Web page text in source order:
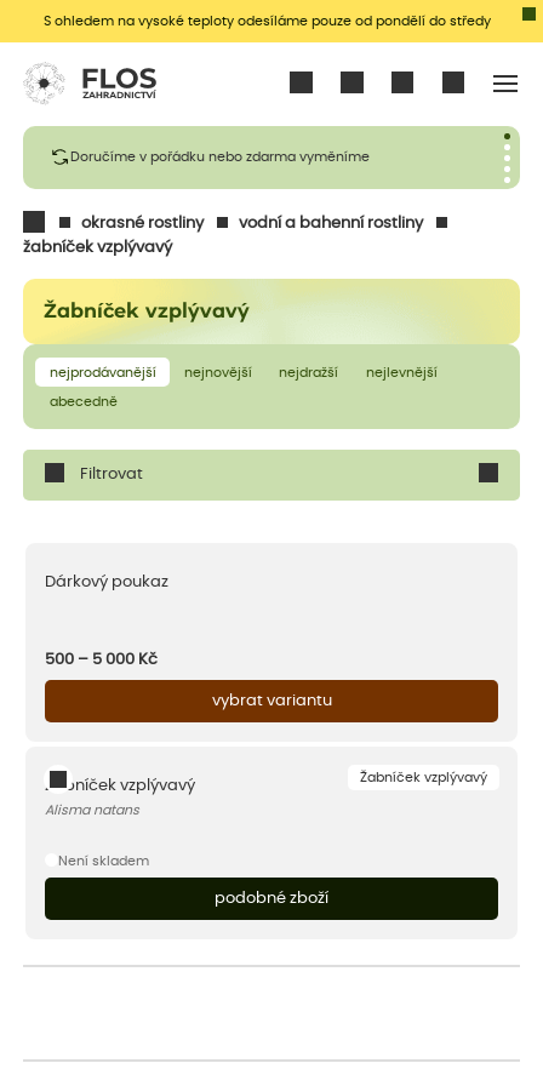
S ohledem na vysoké teploty odesíláme pouze od pondělí do středy
Doručíme v pořádku nebo zdarma vyměníme
okrasné rostliny
vodní a bahenní rostliny
žabníček vzplývavý
Žabníček vzplývavý
nejprodávanější nejnovější nejdražší nejlevnější
abecedně
Filtrovat
Dárkový poukaz
500 – 5 000 Kč
vybrat variantu
Žabníček vzplývavý
Žabníček vzplývavý
Alisma natans
Není skladem
podobné zboží